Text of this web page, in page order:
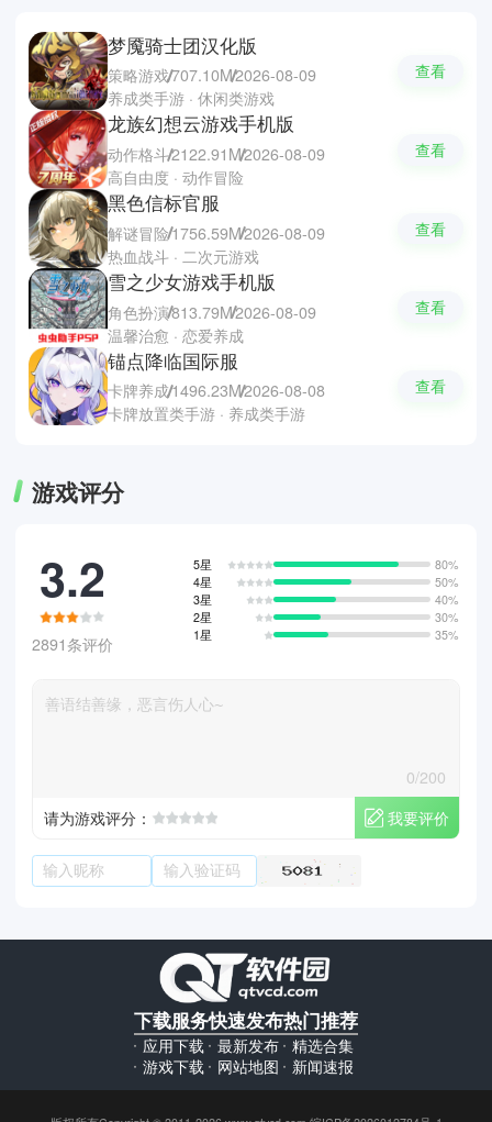
梦魇骑士团汉化版
策略游戏707.10M2026-08-09
养成类手游 · 休闲类游戏
查看
龙族幻想云游戏手机版
动作格斗2122.91M2026-08-09
高自由度 · 动作冒险
查看
黑色信标官服
解谜冒险1756.59M2026-08-09
热血战斗 · 二次元游戏
查看
雪之少女游戏手机版
角色扮演813.79M2026-08-09
温馨治愈 · 恋爱养成
查看
锚点降临国际服
卡牌养成1496.23M2026-08-08
卡牌放置类手游 · 养成类手游
查看
游戏评分
3.2
2891条评价
5星
80%
4星
50%
3星
40%
2星
30%
1星
35%
0/200
请为游戏评分：
我要评价
下载服务
应用下载
游戏下载
快速发布
最新发布
网站地图
热门推荐
精选合集
新闻速报